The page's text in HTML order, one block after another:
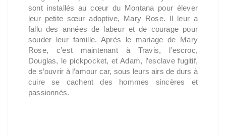
sont installés au cœur du Montana pour élever
leur petite sœur adoptive, Mary Rose. Il leur a
fallu des années de labeur et de courage pour
souder leur famille. Après le mariage de Mary
Rose, c’est maintenant à Travis, l’escroc,
Douglas, le pickpocket, et Adam, l’esclave fugitif,
de s’ouvrir à l’amour car, sous leurs airs de durs à
cuire se cachent des hommes sincères et
passionnés.